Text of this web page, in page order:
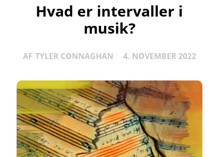
Hvad er intervaller i
musik?
AF TYLER CONNAGHAN 4. NOVEMBER 2022